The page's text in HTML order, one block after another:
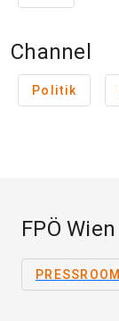
Channel
Politik
FPÖ Wien
PRESSROOM